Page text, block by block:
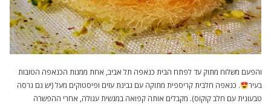
והפעם משלוח מתוק עד לפתח הבית כנאפה תל אביב, אחת ממנות הכנאפה הטובות
בעיר
. כנאפה חלבית קריספית מתוקה עם גבינת עזים ופיסטוקים מעל (יש גם גרסה
טבעונית עם חלב קוקוס). מקבלים אותה קפואה במגשית עגולה, אחרי ההפשרה